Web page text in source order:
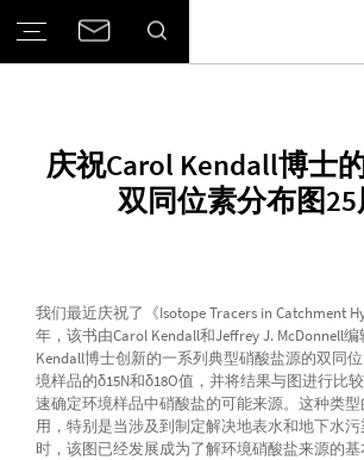
庆祝Carol Kendall博士
双同位素分布图
我们最近庆祝了《Isotope Tracers in Catchment
年，该书由Carol Kendall和Jeffrey J. McDonnell
Kendall博士创新的一系列典型硝酸盐源的双同
境样品的δ15N和δ18O值，并将结果与图进行比
速确定环境样品中硝酸盐的可能来源。这种类
用，特别是当涉及到制定解决地表水和地下水
时，该图已经发展成为了解环境硝酸盐来源的基